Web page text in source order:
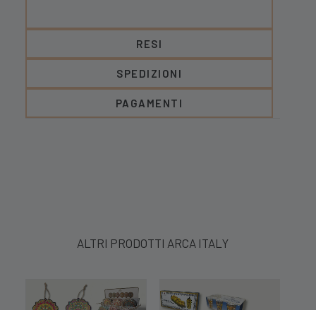
RESI
SPEDIZIONI
PAGAMENTI
ALTRI PRODOTTI ARCA ITALY